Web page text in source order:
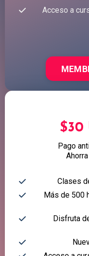
Acceso a
$30
Pago
Clases
Más de 500
Disfruta